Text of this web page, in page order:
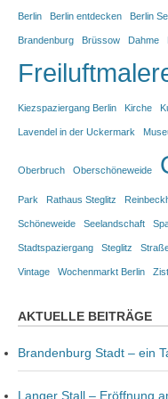
Berlin Berlin entdecken Berlin
Brandenburg Brüssow Dahme
Kiezspaziergang Berlin Kirche
Lavendel in der Uckermark
Oberbruch Oberschöneweide
Park Rathaus Steglitz
Schöneweide Seelandschaft
Stadtspaziergang Steglitz
Vintage Wochenmarkt Berlin
AKTUELLE BEITRÄGE
Brandenburg Stadt – ein
Langer Stall – Eröffnung